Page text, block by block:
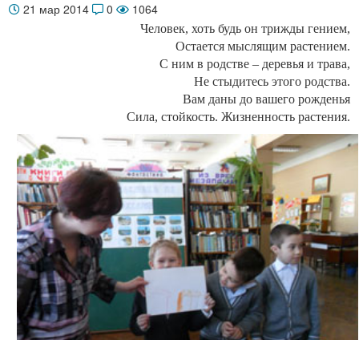
21 мар 2014 0 1064
Человек, хоть будь он трижды гением,
Остается мыслящим растением.
С ним в родстве – деревья и трава,
Не стыдитесь этого родства.
Вам даны до вашего рожденья
Сила, стойкость. Жизненность растения.